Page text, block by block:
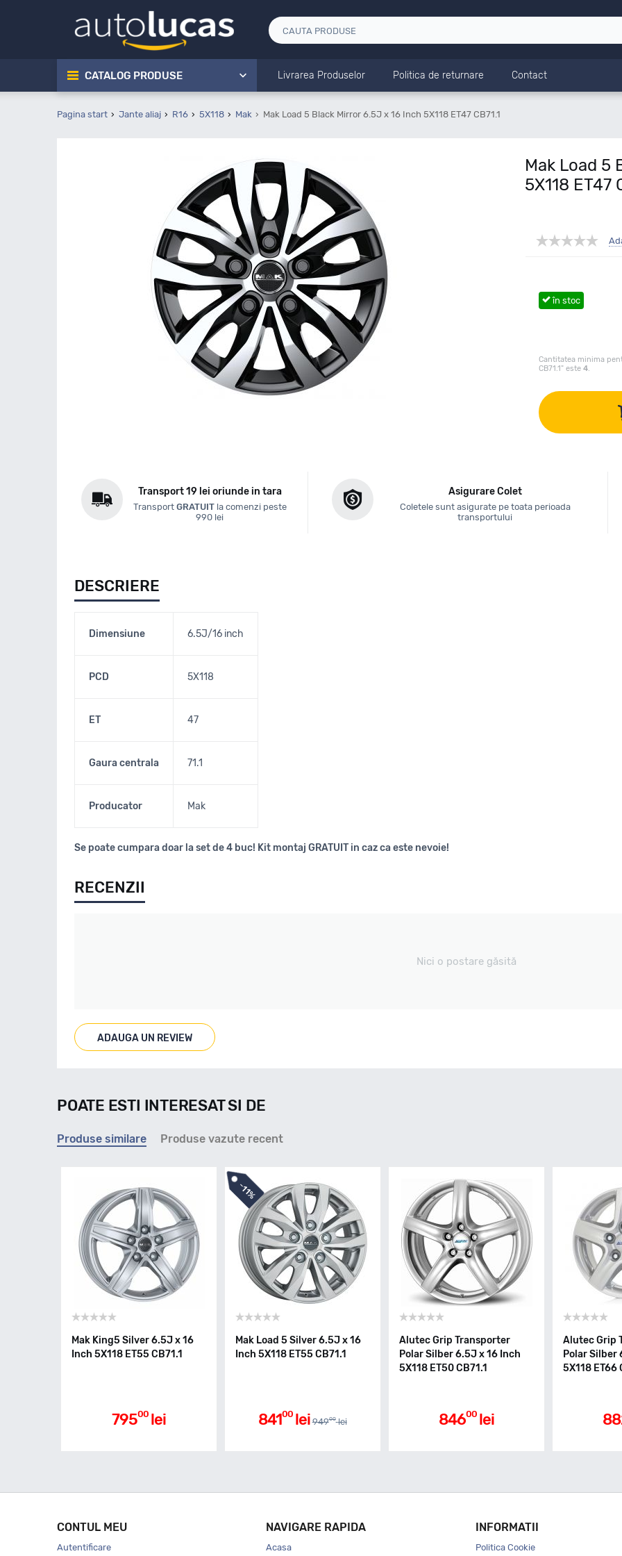
CATALOG PRODUSE Livrarea Produselor Politica de returnare Contact
Pagina start Jante aliaj R16 5X118 Mak Mak Load 5 Black Mirror 6.5J x 16 Inch 5X118 ET47 CB71.1
Mak Load 5
5X118 ET47
în stoc
Cantitatea minima
CB71.1" este4.
Transport 19 lei oriunde in tara
Transport GRATUITla comenzi peste
990 lei
Asigurare Colet
Coletele sunt asigurate pe toata perioada
transportului
DESCRIERE
Dimensiune 6.5J/16 inch
PCD 5X118
ET 47
Gaura centrala 71.1
Producator Mak
Se poate cumpara doar la set de 4 buc! Kit montaj GRATUIT in caz ca este nevoie!
RECENZII
Nici o postare găsită
ADAUGA UN REVIEW
POATE ESTI INTERESAT SI DE
Produse similare Produse vazute recent
Mak King5 Silver 6.5J x 16
Inch 5X118 ET55 CB71.1
79500 lei
-11%
Mak Load 5 Silver 6.5J x 16
Inch 5X118 ET55 CB71.1
84100 lei 94900 lei
Alutec Grip Transporter
Polar Silber 6.5J x 16 Inch
5X118 ET50 CB71.1
84600 lei
Alutec Grip
Polar Silber
5X118 ET66
CONTUL MEU
Autentificare
NAVIGARE RAPIDA
Acasa
INFORMATII
Politica Cookie